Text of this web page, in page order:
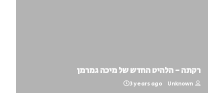
רקתה - הלהיט החדש של מיכה גמרמן
Unknown
3 years ago